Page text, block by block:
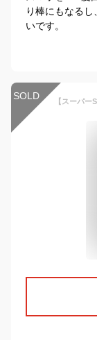
り棒にもなる
いです。
SOLD